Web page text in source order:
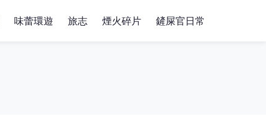
味蕾環遊 旅志 煙火碎片 鏟屎官日常